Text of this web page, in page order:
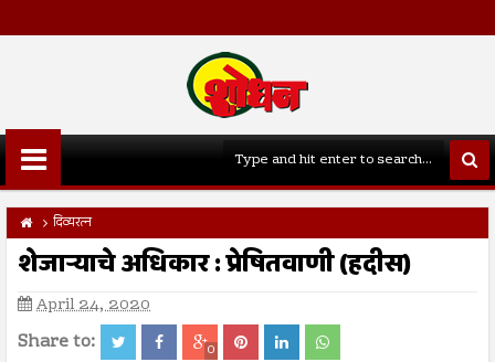
दिव्यरत्न
शेजाऱ्याचे अधिकार : प्रेषितवाणी (हदीस)
April 24, 2020
Share to: 0